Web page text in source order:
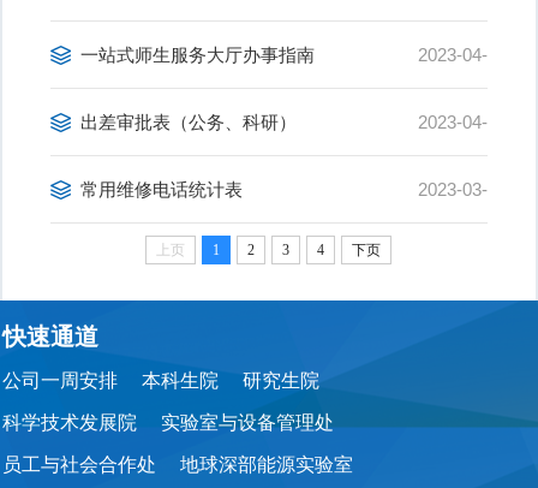
22
一站式师生服务大厅办事指南 2023-04-
25
出差审批表（公务、科研） 2023-04-
14
常用维修电话统计表 2023-03-
上页 1 2 3 4 下页
快速通道
公司一周安排 本科生院 研究生院
科学技术发展院 实验室与设备管理处
员工与社会合作处 地球深部能源实验室